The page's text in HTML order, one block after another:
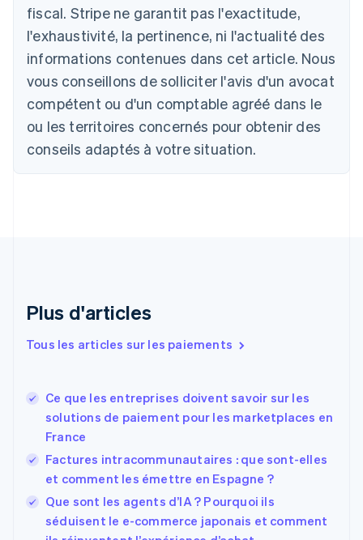
fiscal. Stripe ne garantit pas l'exactitude,
l'exhaustivité, la pertinence, ni l'actualité des
informations contenues dans cet article. Nous
vous conseillons de solliciter l'avis d'un avocat
compétent ou d'un comptable agréé dans le
ou les territoires concernés pour obtenir des
conseils adaptés à votre situation.
Plus d'articles
Tous les articles sur les paiements
Ce que les entreprises doivent savoir sur les
solutions de paiement pour les marketplaces en
France
Factures intracommunautaires : que sont-elles
et comment les émettre en Espagne ?
Que sont les agents d’IA ? Pourquoi ils
séduisent le e-commerce japonais et comment
Autriche
Belgique
NederlandsFrançaisDeutschEnglish
Brésil
PortuguêsEnglish
Bulgarie
English
English Français
Chine continentale
English
Espagne
États-Unis
EnglishEspañol 简体中文
Finlande
English Svenska
FrançaisEnglish
Gibraltar
English
Grèce